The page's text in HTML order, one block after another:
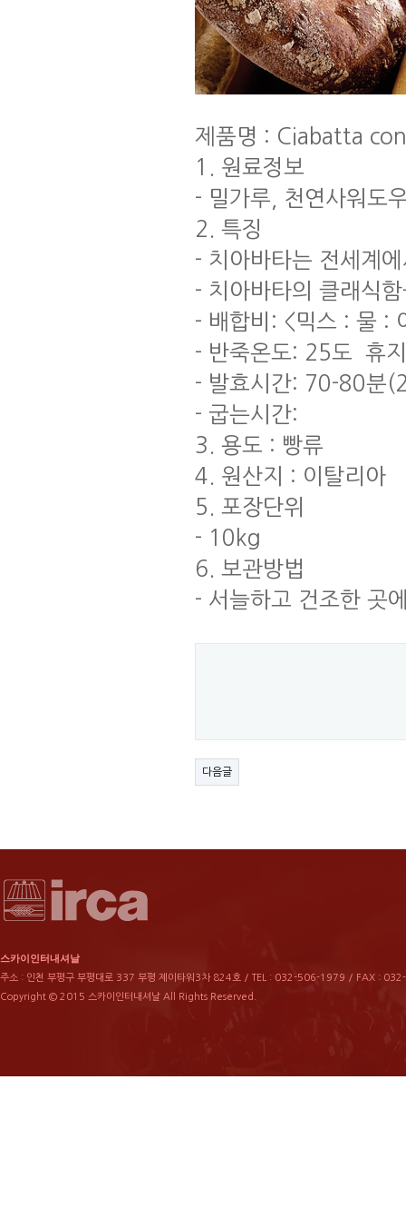
제품명 : Ciabatta
1. 원료정보
- 밀가루, 천연사워도
2. 특징
- 치아바타는 전세계
- 치아바타의 클래식
- 배합비: <믹스 : 물
- 반죽온도: 25도 휴
- 발효시간: 70-80분
- 굽는시간:
3. 용도 : 빵류
4. 원산지 : 이탈리아
5. 포장단위
- 10kg
6. 보관방법
- 서늘하고 건조한 곳
다음글
스카이인터내셔날
주소 : 인천 부평구 부평대로 337 부평 제이타워3차 824호 / TEL : 032-506-1979 / FAX :
Copyright © 2015 스카이인터내셔날 All Rights Reserved.